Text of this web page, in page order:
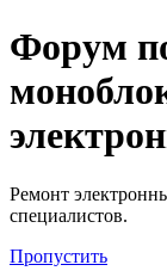
Регистрация
Форум
Ремонт
специалистов.
Пропустить